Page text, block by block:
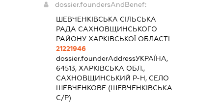
dossier.foundersAndBenef:
ШЕВЧЕНКІВСЬКА СІЛЬСЬКА
РАДА САХНОВЩИНСЬКОГО
РАЙОНУ ХАРКІВСЬКОЇ ОБЛАСТІ
21221946
dossier.founderAddressУКРАЇНА,
64513, ХАРКІВСЬКА ОБЛ.,
САХНОВЩИНСЬКИЙ Р-Н, СЕЛО
ШЕВЧЕНКОВЕ (ШЕВЧЕНКІВСЬКА
С/Р)